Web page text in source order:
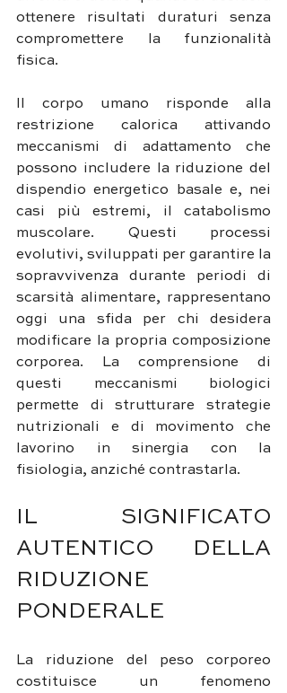
ottenere risultati duraturi senza
compromettere la funzionalità
fisica.
Il corpo umano risponde alla
restrizione calorica attivando
meccanismi di adattamento che
possono includere la riduzione del
dispendio energetico basale e, nei
casi più estremi, il catabolismo
muscolare. Questi processi
evolutivi, sviluppati per garantire la
sopravvivenza durante periodi di
scarsità alimentare, rappresentano
oggi una sfida per chi desidera
modificare la propria composizione
corporea. La comprensione di
questi meccanismi biologici
permette di strutturare strategie
nutrizionali e di movimento che
lavorino in sinergia con la
fisiologia, anziché contrastarla.
IL SIGNIFICATO
AUTENTICO DELLA
RIDUZIONE
PONDERALE
La riduzione del peso corporeo
costituisce un fenomeno